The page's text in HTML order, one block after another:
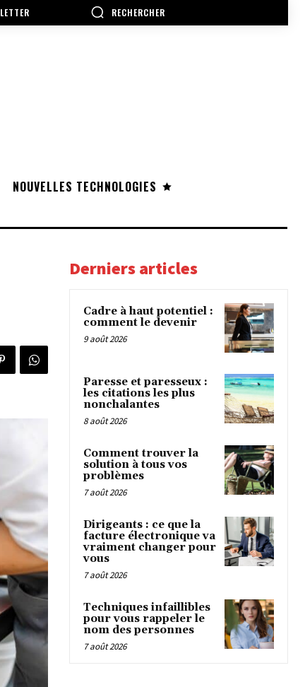
RECHERCHER
NOUVELLES TECHNOLOGIES
Derniers articles
Cadre à haut potentiel :
comment le devenir
9 août 2026
Paresse et paresseux :
les citations les plus
nonchalantes
8 août 2026
Comment trouver la
solution à tous vos
problèmes
7 août 2026
Dirigeants : ce que la
facture électronique va
vraiment changer pour
vous
7 août 2026
Techniques infaillibles
pour vous rappeler le
nom des personnes
7 août 2026